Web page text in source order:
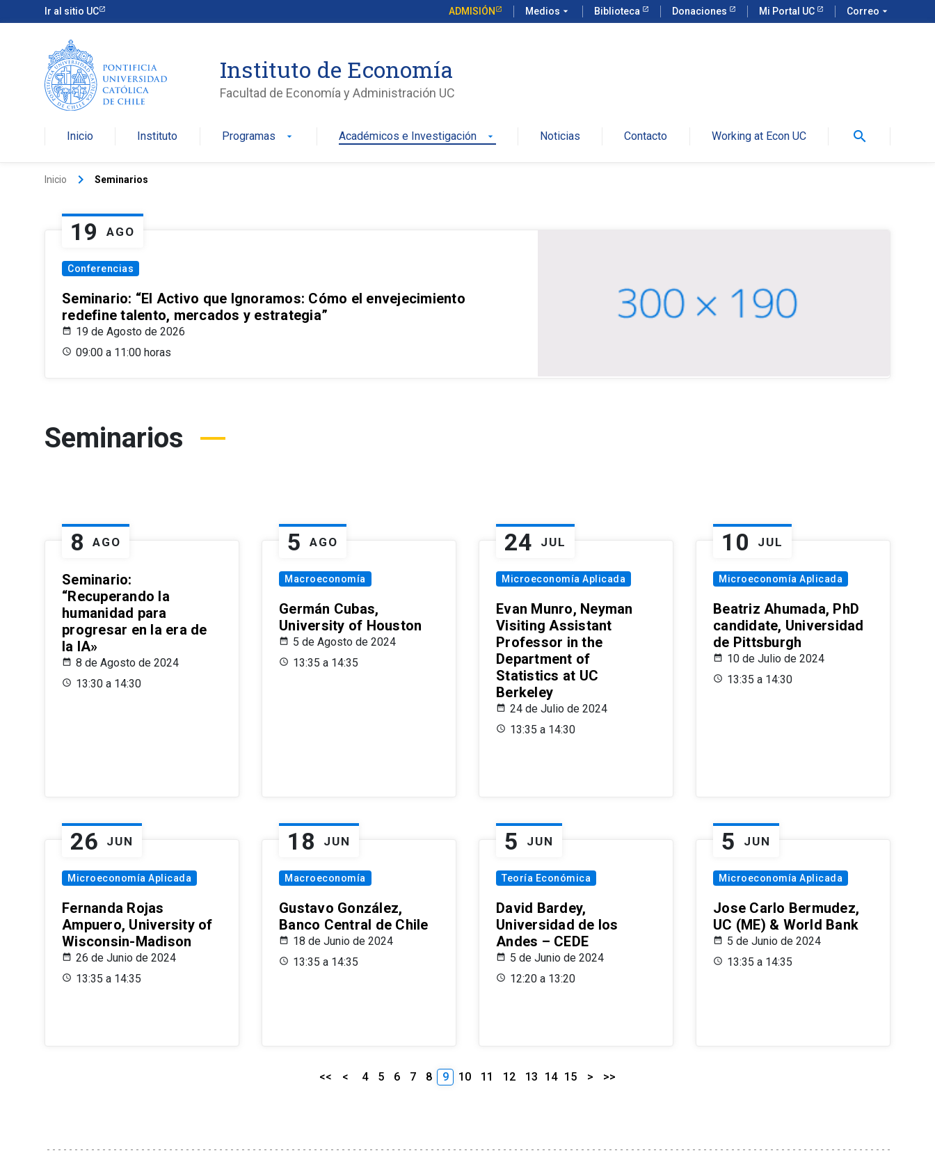
Ir al sitio UC ADMISIÓN Medios arrow_drop_down Biblioteca Donaciones Mi Portal UC Correo arrow_drop_down
Instituto de Economía
Facultad de Economía y Administración UC
Inicio Instituto Programas arrow_drop_down Académicos e Investigación arrow_drop_down Noticias Contacto Working at Econ UC search
Inicio keyboard_arrow_right Seminarios
19 AGO
Conferencias
Seminario: “El Activo que Ignoramos: Cómo el envejecimiento
redefine talento, mercados y estrategia”
19 de Agosto de 2026
09:00 a 11:00 horas
Seminarios
8 AGO
Seminario:
“Recuperando la
humanidad para
progresar en la era de
la IA»
8 de Agosto de 2024
13:30 a 14:30
5 AGO
Macroeconomía
Germán Cubas,
University of Houston
5 de Agosto de 2024
13:35 a 14:35
24 JUL
Microeconomía Aplicada
Evan Munro, Neyman
Visiting Assistant
Professor in the
Department of
Statistics at UC
Berkeley
24 de Julio de 2024
13:35 a 14:30
10 JUL
Microeconomía Aplicada
Beatriz Ahumada, PhD
candidate, Universidad
de Pittsburgh
10 de Julio de 2024
13:35 a 14:30
26 JUN
Microeconomía Aplicada
Fernanda Rojas
Ampuero, University of
Wisconsin-Madison
26 de Junio de 2024
13:35 a 14:35
18 JUN
Macroeconomía
Gustavo González,
Banco Central de Chile
18 de Junio de 2024
13:35 a 14:35
5 JUN
Teoría Económica
David Bardey,
Universidad de los
Andes – CEDE
5 de Junio de 2024
12:20 a 13:20
5 JUN
Microeconomía Aplicada
Jose Carlo Bermudez,
UC (ME) & World Bank
5 de Junio de 2024
13:35 a 14:35
<< < 4 5 6 7 8 9 10 11 12 13 14 15 > >>